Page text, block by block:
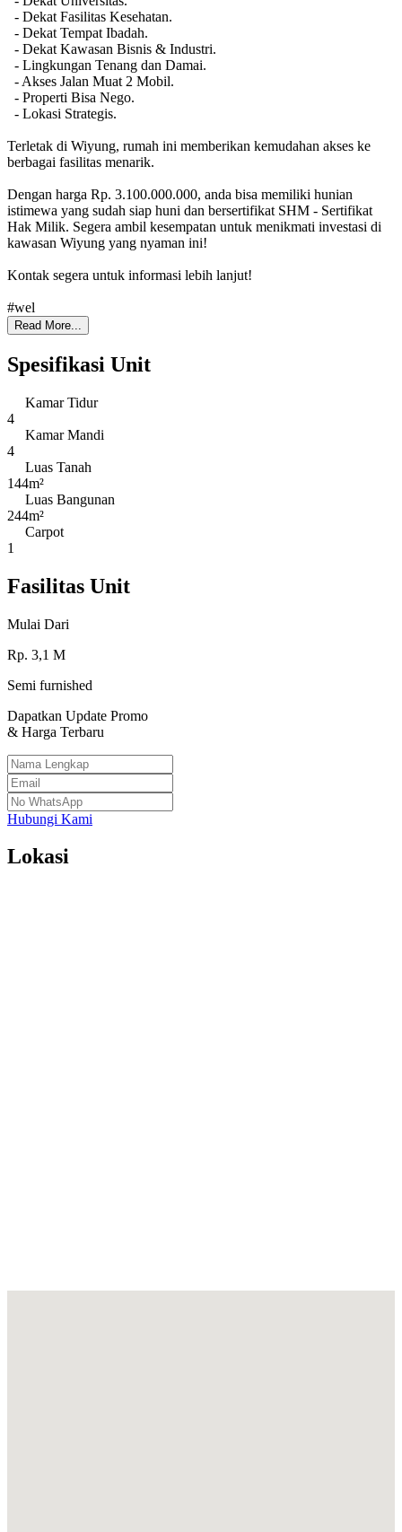
- Dekat Fasilitas Kesehatan.
- Dekat Tempat Ibadah.
- Dekat Kawasan Bisnis & Industri.
- Lingkungan Tenang dan Damai.
- Akses Jalan Muat 2 Mobil.
- Properti Bisa Nego.
- Lokasi Strategis.
Terletak di Wiyung, rumah ini memberikan kemudahan akses ke
berbagai fasilitas menarik.
Dengan harga Rp. 3.100.000.000, anda bisa memiliki hunian
istimewa yang sudah siap huni dan bersertifikat SHM - Sertifikat
Hak Milik. Segera ambil kesempatan untuk menikmati investasi di
kawasan Wiyung yang nyaman ini!
Kontak segera untuk informasi lebih lanjut!
#wel
Read More...
Spesifikasi Unit
Kamar Tidur
4
Kamar Mandi
4
Luas Tanah
144m²
Luas Bangunan
244m²
Carpot
1
Fasilitas Unit
Mulai Dari
Rp. 3,1 M
Semi furnished
Dapatkan Update Promo
& Harga Terbaru
Hubungi Kami
Lokasi